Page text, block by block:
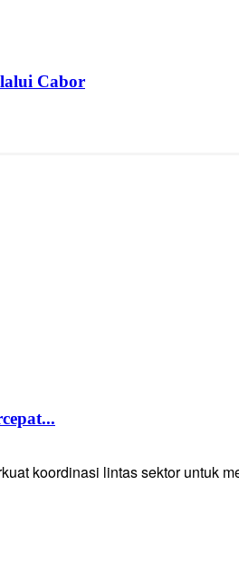
Cabor
koordinasi lintas sektor untuk